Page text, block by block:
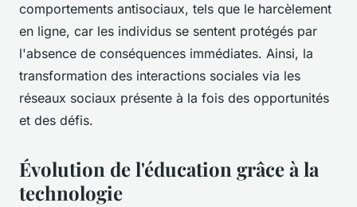
comportements antisociaux, tels que le harcèlement
en ligne, car les individus se sentent protégés par
l'absence de conséquences immédiates. Ainsi, la
transformation des interactions sociales via les
réseaux sociaux présente à la fois des opportunités
et des défis.
Évolution de l'éducation grâce à la
technologie